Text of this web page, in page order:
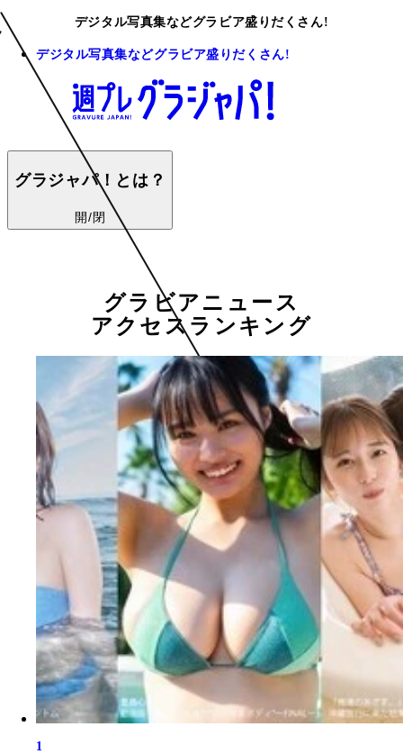
デジタル写真集などグラビア盛りだくさん!
デジタル写真集などグラビア盛りだくさん!
グラジャパ！とは？
開/閉
グラビアニュース
アクセスランキング
1